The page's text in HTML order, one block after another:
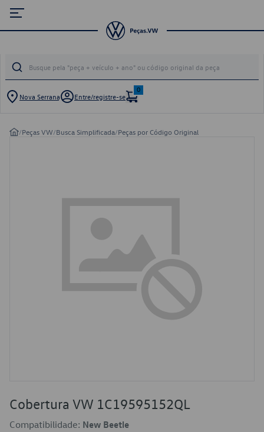
Nova Serrana Entre/registre-se
0
/Peças VW/Busca Simplificada/Peças por Código Original
Cobertura VW 1C19595152QL
Compatibilidade: New Beetle